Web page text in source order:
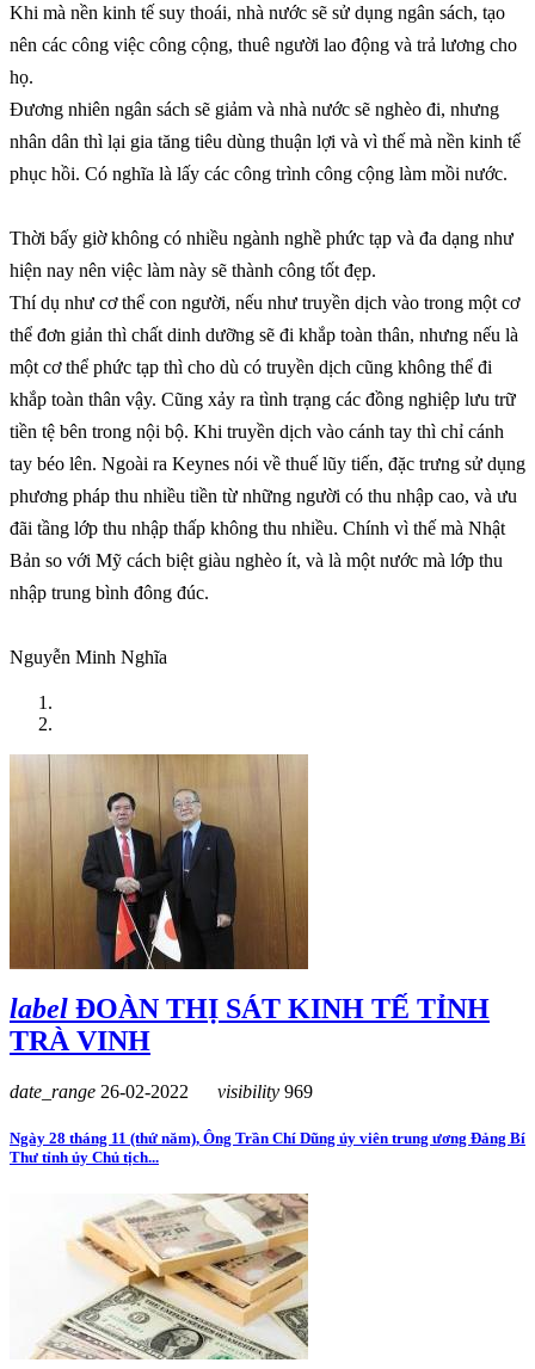
Khi mà nền kinh tế suy thoái, nhà nước sẽ sử dụng ngân sách, tạo
nên các công việc công cộng, thuê người lao động và trả lương cho
họ.
Đương nhiên ngân sách sẽ giảm và nhà nước sẽ nghèo đi, nhưng
nhân dân thì lại gia tăng tiêu dùng thuận lợi và vì thế mà nền kinh tế
phục hồi. Có nghĩa là lấy các công trình công cộng làm mồi nước.
Thời bấy giờ không có nhiều ngành nghề phức tạp và đa dạng như
hiện nay nên việc làm này sẽ thành công tốt đẹp.
Thí dụ như cơ thể con người, nếu như truyền dịch vào trong một cơ
thể đơn giản thì chất dinh dưỡng sẽ đi khắp toàn thân, nhưng nếu là
một cơ thể phức tạp thì cho dù có truyền dịch cũng không thể đi
khắp toàn thân vậy. Cũng xảy ra tình trạng các đồng nghiệp lưu trữ
tiền tệ bên trong nội bộ. Khi truyền dịch vào cánh tay thì chỉ cánh
tay béo lên. Ngoài ra Keynes nói về thuế lũy tiến, đặc trưng sử dụng
phương pháp thu nhiều tiền từ những người có thu nhập cao, và ưu
đãi tầng lớp thu nhập thấp không thu nhiều. Chính vì thế mà Nhật
Bản so với Mỹ cách biệt giàu nghèo ít, và là một nước mà lớp thu
nhập trung bình đông đúc.
Nguyễn Minh Nghĩa
label ĐOÀN THỊ SÁT KINH TẾ TỈNH
TRÀ VINH
date_range 26-02-2022 visibility 969
Ngày 28 tháng 11 (thứ năm), Ông Trần Chí Dũng ủy viên trung ương Đảng Bí
Thư tỉnh ủy Chủ tịch...